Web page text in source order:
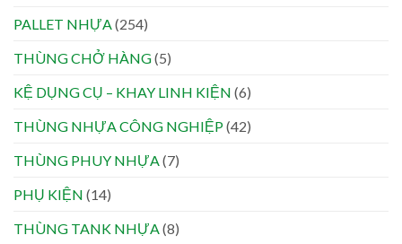
PALLET NHỰA(254)
THÙNG CHỞ HÀNG(5)
KỆ DỤNG CỤ – KHAY LINH KIỆN (6)
THÙNG NHỰA CÔNG NGHIỆP(42)
THÙNG PHUY NHỰA(7)
PHỤ KIỆN (14)
THÙNG TANK NHỰA(8)